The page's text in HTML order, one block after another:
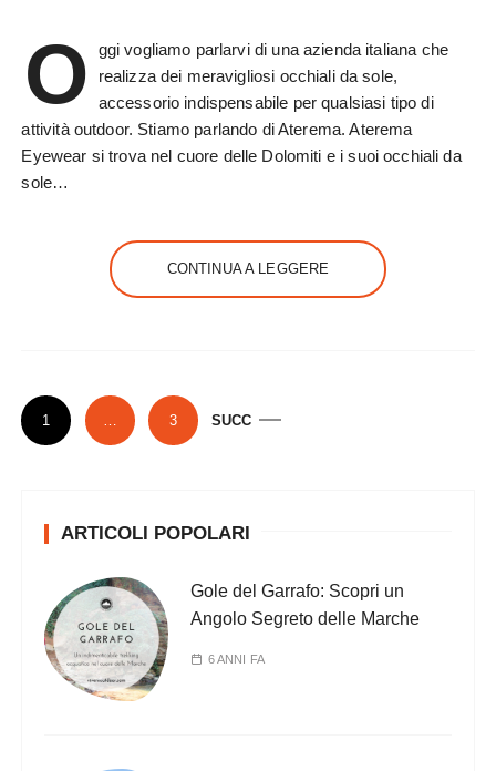
O
ggi vogliamo parlarvi di una azienda italiana che
realizza dei meravigliosi occhiali da sole,
accessorio indispensabile per qualsiasi tipo di
attività outdoor. Stiamo parlando di Aterema. Aterema
Eyewear si trova nel cuore delle Dolomiti e i suoi occhiali da
sole…
CONTINUA A LEGGERE
P
a
1 3 SUCC
ARTICOLI POPOLARI
Gole del Garrafo: Scopri un
Angolo Segreto delle Marche
6 ANNI FA